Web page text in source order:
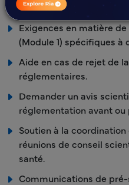
les demandes
Exigences en matière
(Module 1) spécifiques à
Aide en cas de rejet de
réglementaires.
Demander un avis
réglementation avant
Soutien à la
réunions de conseil
santé.
Communications de